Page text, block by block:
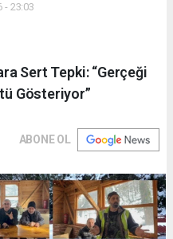
- 23:03
Sert Tepki: “Gerçeği
Gösteriyor”
ABONE OL